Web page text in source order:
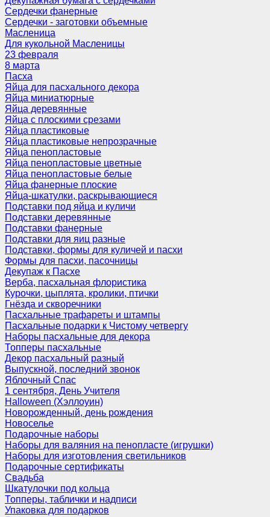
Сердечки фанерные
Сердечки - заготовки объемные
Масленица
Для кукольной Масленицы
23 февраля
8 марта
Пасха
Яйца для пасхального декора
Яйца миниатюрные
Яйца деревянные
Яйца с плоскими срезами
Яйца пластиковые
Яйца пластиковые непрозрачные
Яйца пенопластовые
Яйца пенопластовые цветные
Яйца пенопластовые белые
Яйца фанерные плоские
Яйца-шкатулки, раскрывающиеся
Подставки под яйца и куличи
Подставки деревянные
Подставки фанерные
Подставки для яиц разные
Подставки, формы для куличей и пасхи
Формы для пасхи, пасочницы
Декупаж к Пасхе
Верба, пасхальная флористика
Курочки, цыплята, кролики, птички
Гнёзда и скворечники
Пасхальные трафареты и штампы
Пасхальные подарки к Чистому четвергу
Наборы пасхальные для декора
Топперы пасхальные
Декор пасхальный разный
Выпускной, последний звонок
Яблочный Спас
1 сентября, День Учителя
Halloween (Хэллоуин)
Новорожденный, день рождения
Новоселье
Подарочные наборы
Наборы для валяния на пенопласте (игрушки)
Наборы для изготовления светильников
Подарочные сертификаты
Свадьба
Шкатулочки под кольца
Топперы, таблички и надписи
Упаковка для подарков